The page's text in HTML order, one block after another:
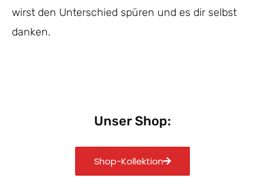
wirst den Unterschied spüren und es dir selbst
danken.
Unser Shop:
Shop-Kollektion